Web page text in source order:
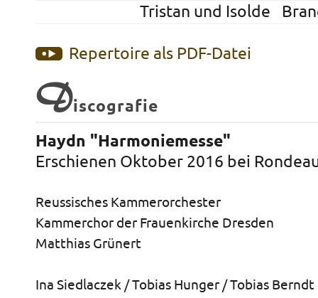
Tristan und Isolde
Repertoire als PDF-Datei
Discografie
Haydn "Harmoniemesse"
Erschienen Oktober 2016 bei
Reussisches Kammerorchester
Kammerchor der Frauenkirche Dresden
Matthias Grünert
Ina Siedlaczek / Tobias Hunger / Tobias Berndt